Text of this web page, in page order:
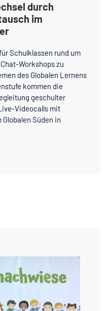
durch
im
Schulklassen rund um
Workshops zu
des Globalen Lernens
kommen die
geschulter
Videocalls mit
Süden in